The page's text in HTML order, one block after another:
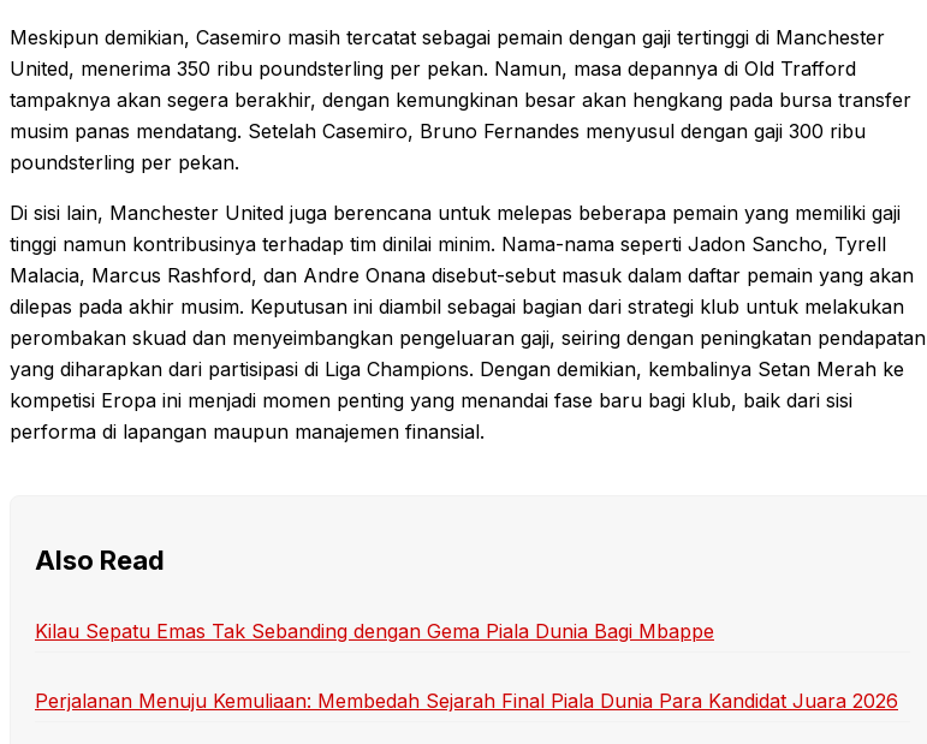
Meskipun demikian, Casemiro masih tercatat sebagai pemain dengan gaji tertinggi di Manchester
United, menerima 350 ribu poundsterling per pekan. Namun, masa depannya di Old Trafford
tampaknya akan segera berakhir, dengan kemungkinan besar akan hengkang pada bursa transfer
musim panas mendatang. Setelah Casemiro, Bruno Fernandes menyusul dengan gaji 300 ribu
poundsterling per pekan.
Di sisi lain, Manchester United juga berencana untuk melepas beberapa pemain yang memiliki gaji
tinggi namun kontribusinya terhadap tim dinilai minim. Nama-nama seperti Jadon Sancho, Tyrell
Malacia, Marcus Rashford, dan Andre Onana disebut-sebut masuk dalam daftar pemain yang akan
dilepas pada akhir musim. Keputusan ini diambil sebagai bagian dari strategi klub untuk melakukan
perombakan skuad dan menyeimbangkan pengeluaran gaji, seiring dengan peningkatan pendapatan
yang diharapkan dari partisipasi di Liga Champions. Dengan demikian, kembalinya Setan Merah ke
kompetisi Eropa ini menjadi momen penting yang menandai fase baru bagi klub, baik dari sisi
performa di lapangan maupun manajemen finansial.
Also Read
Kilau Sepatu Emas Tak Sebanding dengan Gema Piala Dunia Bagi Mbappe
Perjalanan Menuju Kemuliaan: Membedah Sejarah Final Piala Dunia Para Kandidat Juara 2026